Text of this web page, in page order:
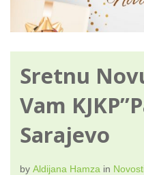
Sretnu
Vam
Sarajevo
by Aldijana Hamza in